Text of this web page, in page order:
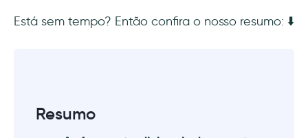
Está sem tempo? Então confira o nosso resumo: ⬇️
Resumo